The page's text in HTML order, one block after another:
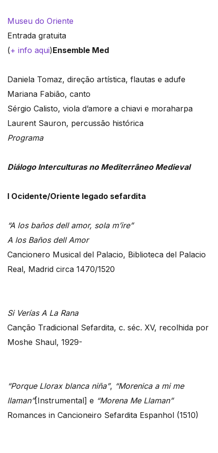
Museu do Oriente
Entrada gratuita
(+ info aqui)Ensemble Med
Daniela Tomaz, direção artística, flautas e adufe
Mariana Fabião, canto
Sérgio Calisto, viola d’amore a chiavi e moraharpa
Laurent Sauron, percussão histórica
Programa
Diálogo Interculturas no Mediterrâneo Medieval
I Ocidente/Oriente legado sefardita
“A los baños dell amor, sola m’ire”
A los Baños dell Amor
Cancionero Musical del Palacio, Biblioteca del Palacio
Real, Madrid circa 1470/1520
Si Verías A La Rana
Canção Tradicional Sefardita, c. séc. XV, recolhida por
Moshe Shaul, 1929-
“Porque Llorax blanca niña”, “Morenica a mi me
llaman”[Instrumental] e “Morena Me Llaman”
Romances in Cancioneiro Sefardita Espanhol (1510)